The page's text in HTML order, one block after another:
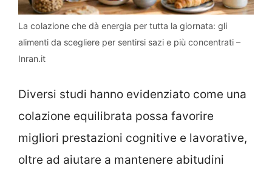
La colazione che dà energia per tutta la giornata: gli
alimenti da scegliere per sentirsi sazi e più concentrati –
Inran.it
Diversi studi hanno evidenziato come una
colazione equilibrata possa favorire
migliori prestazioni cognitive e lavorative,
oltre ad aiutare a mantenere abitudini